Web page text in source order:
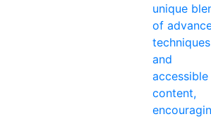
unique
of
techniques
and
accessible
content,